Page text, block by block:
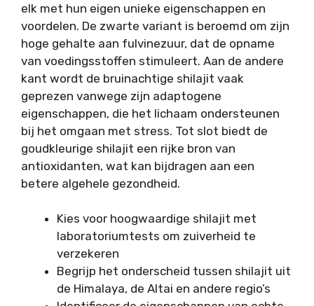
elk met hun eigen unieke eigenschappen en
voordelen. De zwarte variant is beroemd om zijn
hoge gehalte aan fulvinezuur, dat de opname
van voedingsstoffen stimuleert. Aan de andere
kant wordt de bruinachtige shilajit vaak
geprezen vanwege zijn adaptogene
eigenschappen, die het lichaam ondersteunen
bij het omgaan met stress. Tot slot biedt de
goudkleurige shilajit een rijke bron van
antioxidanten, wat kan bijdragen aan een
betere algehele gezondheid.
Kies voor hoogwaardige shilajit met
laboratoriumtests om zuiverheid te
verzekeren
Begrijp het onderscheid tussen shilajit uit
de Himalaya, de Altai en andere regio’s